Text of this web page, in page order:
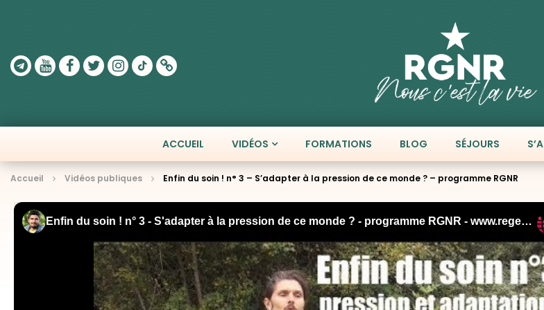
ACCUEIL VIDÉOS FORMATIONS BLOG SÉJOURS
Accueil Vidéos publiques Enfin du soin ! n° 3 – S’adapter à la pression de ce monde ? – programme RGNR